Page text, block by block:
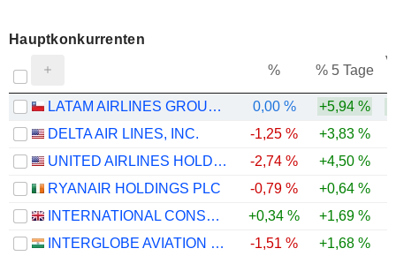
Hauptkonkurrenten
% % 5 Tage
LATAM AIRLINES GROUP S.A. 0,00 % +5,94 %
DELTA AIR LINES, INC.
-1,25 % +3,83 %
UNITED AIRLINES HOLDINGS, INC.
-2,74 % +4,50 %
RYANAIR HOLDINGS PLC
-0,79 % +0,64 %
INTERNATIONAL CONSOLIDATED AIRLINES GROUP, S.A.
+0,34 % +1,69 %
INTERGLOBE AVIATION LIMITED
-1,51 % +1,68 %